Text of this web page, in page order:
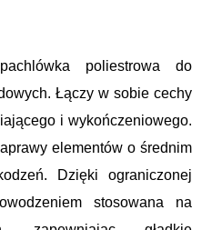
poliestrowa do
Łączy w sobie cechy
i wykończeniowego.
elementów o średnim
Dzięki ograniczonej
stosowana na